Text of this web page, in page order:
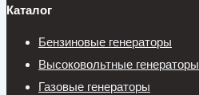
Каталог
Бензиновые генераторы
Высоковольтные генераторы
Газовые генераторы